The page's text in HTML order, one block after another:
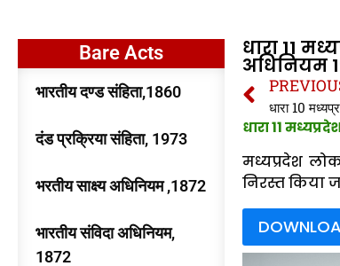
Bare Acts
भारतीय दण्ड संहिता,1860
दंड प्रक्रिया संहिता, 1973
भरतीय साक्ष्य अधिनियम ,1872
भारतीय संविदा अधिनियम,
1872
धारा 11
अधिनियम
धारा 11
मध्यप्रदेश
निरस्त किया